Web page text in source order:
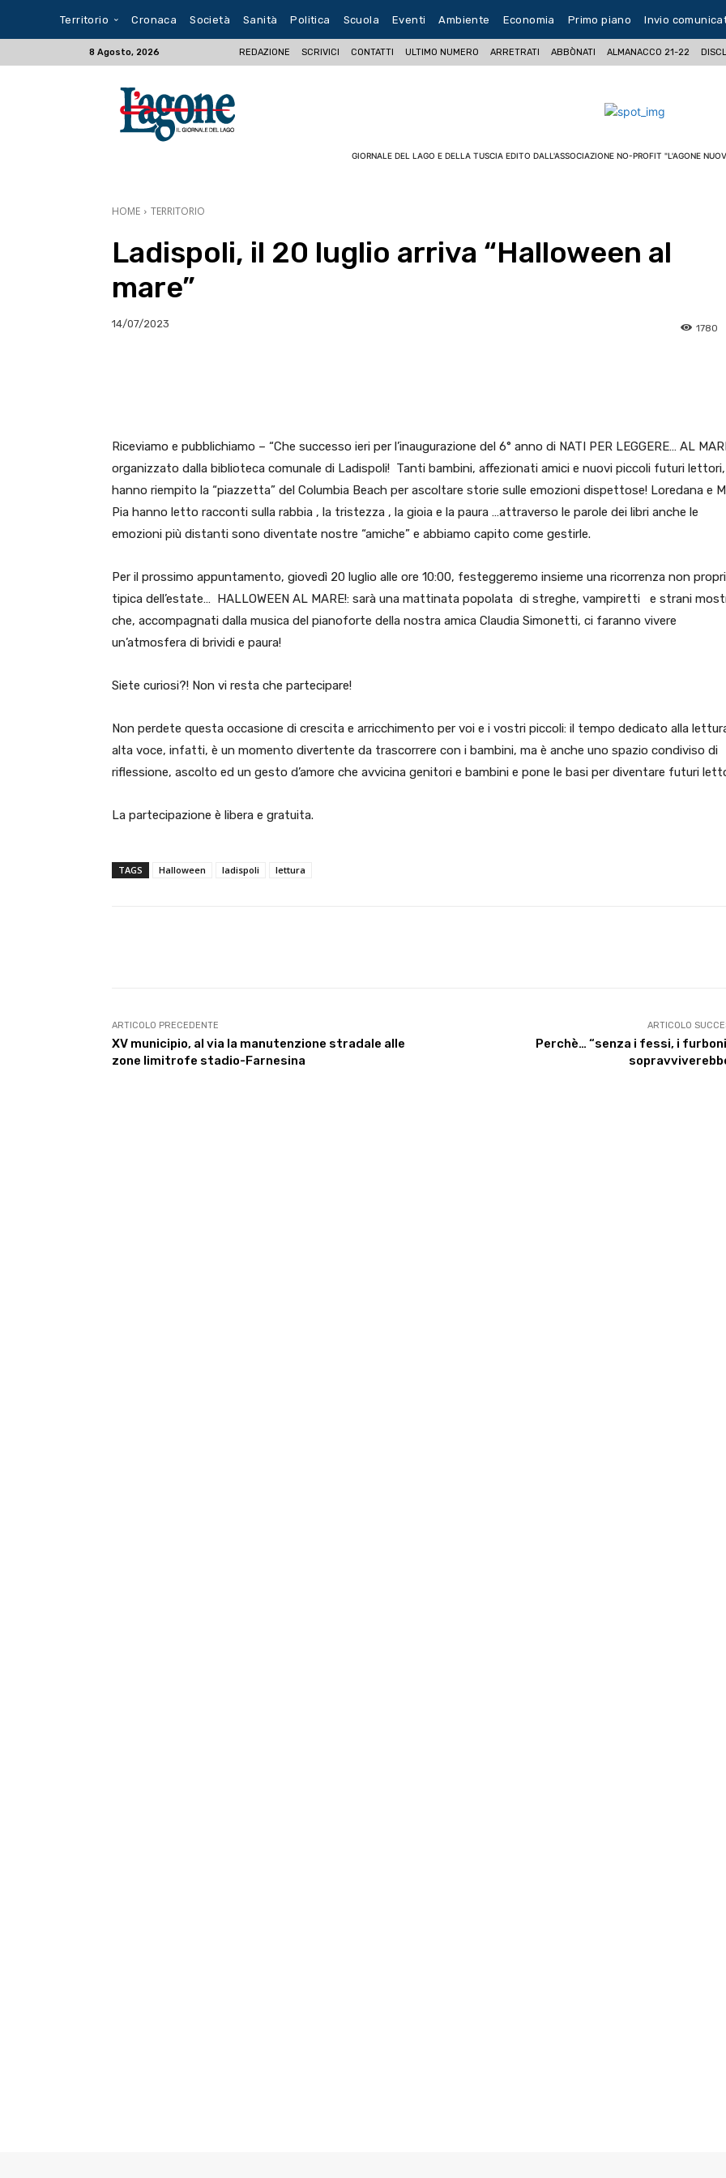
Territorio Cronaca Società Sanità Politica Scuola Eventi Ambiente Economia Primo piano Invio
8 Agosto, 2026 REDAZIONE SCRIVICI CONTATTI ULTIMO NUMERO ARRETRATI ABBÒNATI ALMANACCO 21-22
GIORNALE DEL LAGO E DELLA TUSCIA EDITO DALL'ASSOCIAZIONE NO-PROFIT "L'AGONE
HOME TERRITORIO
Ladispoli, il 20 luglio arriva “Halloween al
mare”
14/07/2023 1780
Riceviamo e pubblichiamo – “Che successo ieri per l’inaugurazione del 6° anno di NATI PER LEGGERE… AL
organizzato dalla biblioteca comunale di Ladispoli! Tanti bambini, affezionati amici e nuovi piccoli futuri lettori,
hanno riempito la “piazzetta” del Columbia Beach per ascoltare storie sulle emozioni dispettose! Loredana e
Pia hanno letto racconti sulla rabbia , la tristezza , la gioia e la paura …attraverso le parole dei libri anche le
emozioni più distanti sono diventate nostre “amiche” e abbiamo capito come gestirle.
Per il prossimo appuntamento, giovedì 20 luglio alle ore 10:00, festeggeremo insieme una ricorrenza non
tipica dell’estate… HALLOWEEN AL MARE!: sarà una mattinata popolata di streghe, vampiretti e strani
che, accompagnati dalla musica del pianoforte della nostra amica Claudia Simonetti, ci faranno vivere
un’atmosfera di brividi e paura!
Siete curiosi?! Non vi resta che partecipare!
Non perdete questa occasione di crescita e arricchimento per voi e i vostri piccoli: il tempo dedicato alla
alta voce, infatti, è un momento divertente da trascorrere con i bambini, ma è anche uno spazio condiviso di
riflessione, ascolto ed un gesto d’amore che avvicina genitori e bambini e pone le basi per diventare futuri
La partecipazione è libera e gratuita.
TAGS Halloween ladispoli lettura
ARTICOLO PRECEDENTE
XV municipio, al via la manutenzione stradale alle
zone limitrofe stadio-Farnesina
ARTICOLO
Perchè… “senza i fessi, i